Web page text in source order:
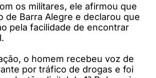
os militares, ele afirmou que
de Barra Alegre e declarou que
pela facilidade de encontrar
o homem recebeu voz de
por tráfico de drogas e foi